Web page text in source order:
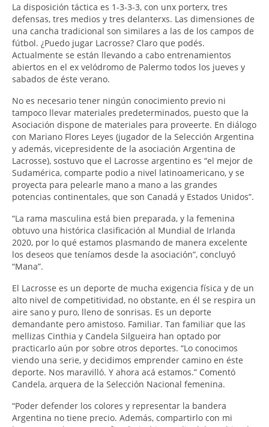
La disposición táctica es 1-3-3-3, con unx porterx, tres
defensas, tres medios y tres delanterxs. Las dimensiones de
una cancha tradicional son similares a las de los campos de
fútbol. ¿Puedo jugar Lacrosse? Claro que podés.
Actualmente se están llevando a cabo entrenamientos
abiertos en el ex velódromo de Palermo todos los jueves y
sabados de éste verano.
No es necesario tener ningún conocimiento previo ni
tampoco llevar materiales predeterminados, puesto que la
Asociación dispone de materiales para proveerte. En diálogo
con Mariano Flores Leyes (jugador de la Selección Argentina
y además, vicepresidente de la asociación Argentina de
Lacrosse), sostuvo que el Lacrosse argentino es “el mejor de
Sudamérica, comparte podio a nivel latinoamericano, y se
proyecta para pelearle mano a mano a las grandes
potencias continentales, que son Canadá y Estados Unidos”.
“La rama masculina está bien preparada, y la femenina
obtuvo una histórica clasificación al Mundial de Irlanda
2020, por lo qué estamos plasmando de manera excelente
los deseos que teníamos desde la asociación”, concluyó
“Mana”.
El Lacrosse es un deporte de mucha exigencia física y de un
alto nivel de competitividad, no obstante, en él se respira un
aire sano y puro, lleno de sonrisas. Es un deporte
demandante pero amistoso. Familiar. Tan familiar que las
mellizas Cinthia y Candela Silgueira han optado por
practicarlo aún por sobre otros deportes. “Lo conocimos
viendo una serie, y decidimos emprender camino en éste
deporte. Nos maravilló. Y ahora acá estamos.” Comentó
Candela, arquera de la Selección Nacional femenina.
“Poder defender los colores y representar la bandera
Argentina no tiene precio. Además, compartirlo con mi